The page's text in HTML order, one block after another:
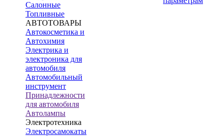
Салонные
Топливные
АВТОТОВАРЫ
Автокосметика и
Автохимия
Электрика и
электроника для
автомобиля
Автомобильный
инструмент
Принадлежности
для автомобиля
Автолампы
Электротехника
Электросамокаты